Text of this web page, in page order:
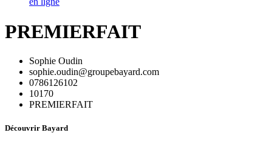
PREMIERFAIT
Sophie Oudin
sophie.oudin@groupebayard.com
0786126102
10170
PREMIERFAIT
Découvrir Bayard